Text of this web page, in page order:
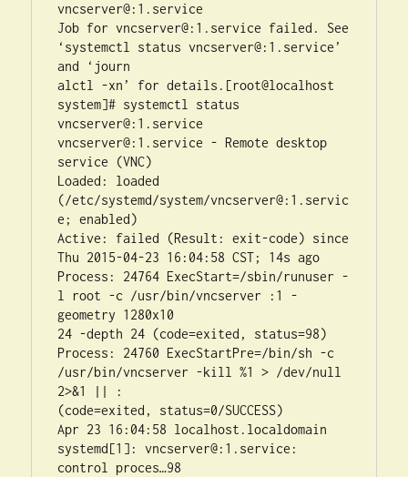
vncserver@:1.service
Job for vncserver@:1.service failed. See
‘systemctl status vncserver@:1.service’
and ‘journ
alctl -xn’ for details.[root@localhost
system]# systemctl status
vncserver@:1.service
vncserver@:1.service - Remote desktop
service (VNC)
Loaded: loaded
(/etc/systemd/system/vncserver@:1.servic
e; enabled)
Active: failed (Result: exit-code) since
Thu 2015-04-23 16:04:58 CST; 14s ago
Process: 24764 ExecStart=/sbin/runuser -
l root -c /usr/bin/vncserver :1 -
geometry 1280x10
24 -depth 24 (code=exited, status=98)
Process: 24760 ExecStartPre=/bin/sh -c
/usr/bin/vncserver -kill %1 > /dev/null
2>&1 || :
(code=exited, status=0/SUCCESS)
Apr 23 16:04:58 localhost.localdomain
systemd[1]: vncserver@:1.service:
control proces…98